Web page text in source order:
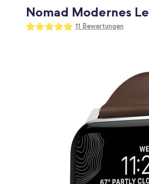
Nomad Modernes
Bewertung:
100
100
11 Bewertungen